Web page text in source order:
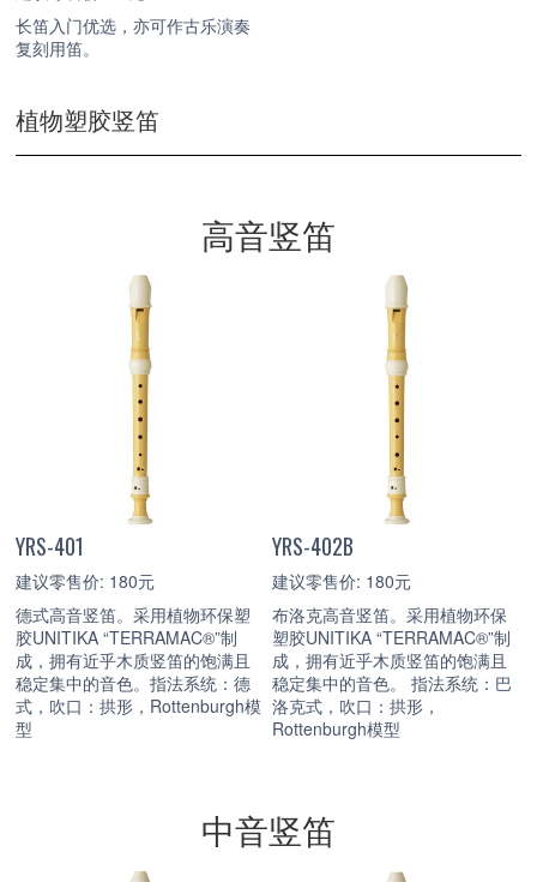
长笛入门优选，亦可作古乐演奏
复刻用笛。
植物塑胶竖笛
高音竖笛
YRS-401
建议零售价: 180元
德式高音竖笛。采用植物环保塑
胶UNITIKA “TERRAMAC®”制
成，拥有近乎木质竖笛的饱满且
稳定集中的音色。指法系统：德
式，吹口：拱形，Rottenburgh模
型
YRS-402B
建议零售价: 180元
布洛克高音竖笛。采用植物环保
塑胶UNITIKA “TERRAMAC®”制
成，拥有近乎木质竖笛的饱满且
稳定集中的音色。 指法系统：巴
洛克式，吹口：拱形，
Rottenburgh模型
中音竖笛